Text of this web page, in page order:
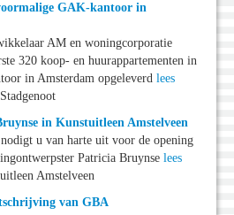
GAK-kantoor in
AM en woningcorporatie
320 koop- en huurappartementen in
in Amsterdam opgeleverd lees
in Kunstuitleen Amstelveen
u van harte uit voor de opening
Patricia Bruynse lees
Amstelveen
van GBA